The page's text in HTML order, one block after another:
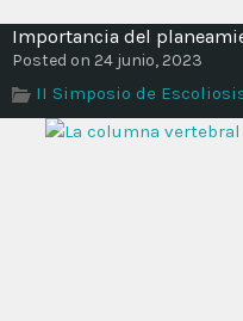
Importancia del
Posted on 24 junio, 2023
II Simposio de